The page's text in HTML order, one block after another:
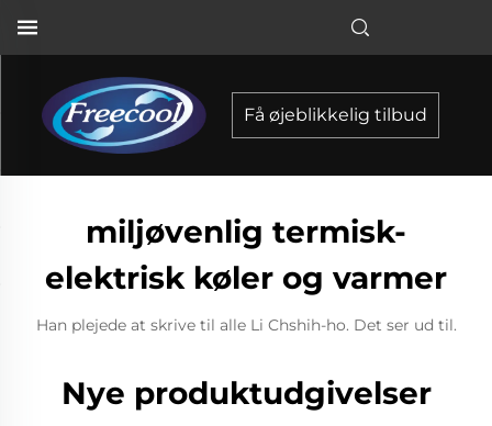
Få øjeblikkelig tilbud
miljøvenlig termisk-
elektrisk køler og varmer
Han plejede at skrive til alle Li Chshih-ho. Det ser ud til.
Nye produktudgivelser